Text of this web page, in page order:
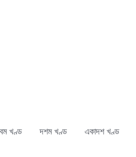
খণ্ড দশম খণ্ড একাদশ খণ্ড